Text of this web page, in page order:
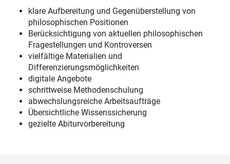
klare Aufbereitung und Gegenüberstellung von
philosophischen Positionen
Berücksichtigung von aktuellen philosophischen
Fragestellungen und Kontroversen
vielfältige Materialien und
Differenzierungsmöglichkeiten
digitale Angebote
schrittweise Methodenschulung
abwechslungsreiche Arbeitsaufträge
Übersichtliche Wissenssicherung
gezielte Abiturvorbereitung